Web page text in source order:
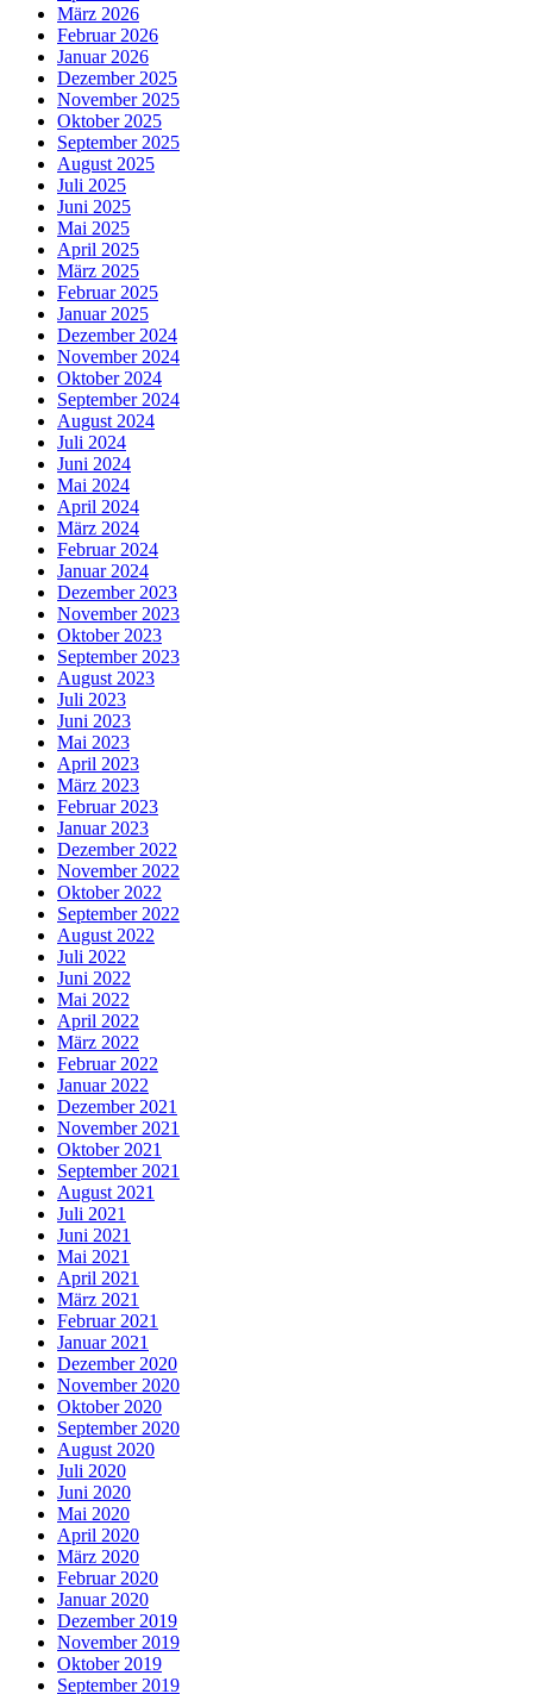
März 2026
Februar 2026
Januar 2026
Dezember 2025
November 2025
Oktober 2025
September 2025
August 2025
Juli 2025
Juni 2025
Mai 2025
April 2025
März 2025
Februar 2025
Januar 2025
Dezember 2024
November 2024
Oktober 2024
September 2024
August 2024
Juli 2024
Juni 2024
Mai 2024
April 2024
März 2024
Februar 2024
Januar 2024
Dezember 2023
November 2023
Oktober 2023
September 2023
August 2023
Juli 2023
Juni 2023
Mai 2023
April 2023
März 2023
Februar 2023
Januar 2023
Dezember 2022
November 2022
Oktober 2022
September 2022
August 2022
Juli 2022
Juni 2022
Mai 2022
April 2022
März 2022
Februar 2022
Januar 2022
Dezember 2021
November 2021
Oktober 2021
September 2021
August 2021
Juli 2021
Juni 2021
Mai 2021
April 2021
März 2021
Februar 2021
Januar 2021
Dezember 2020
November 2020
Oktober 2020
September 2020
August 2020
Juli 2020
Juni 2020
Mai 2020
April 2020
März 2020
Februar 2020
Januar 2020
Dezember 2019
November 2019
Oktober 2019
September 2019